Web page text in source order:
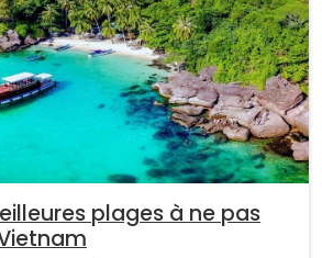
plages à ne pas